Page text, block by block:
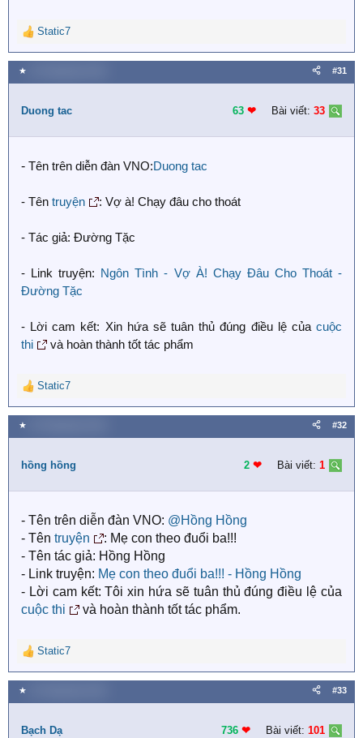
R
e
a
c
i
n
:
Static7
★ #31
Duong tac 63 ❤︎ Bài viết: 33
- Tên trên diễn đàn VNO:Duong tac
- Tên truyện : Vợ à! Chạy đâu cho thoát
- Tác giả: Đường Tặc
- Link truyện: Ngôn Tình - Vợ À! Chạy Đâu Cho Thoát -
Đường Tặc
- Lời cam kết: Xin hứa sẽ tuân thủ đúng điều lệ của cuộc
thi
và hoàn thành tốt tác phẩm
R
e
a
c
i
n
:
Static7
★ #32
hồng hồng 2 ❤︎ Bài viết: 1
- Tên trên diễn đàn VNO: @Hồng Hồng
- Tên truyện
: Mẹ con theo đuổi ba!!!
- Tên tác giả: Hồng Hồng
- Link truyện: Mẹ con theo đuổi ba!!! - Hồng Hồng
- Lời cam kết: Tôi xin hứa sẽ tuân thủ đúng điều lệ của
cuộc thi
và hoàn thành tốt tác phẩm.
R
e
a
c
i
Static7
★ #33
Bạch Dạ 736 ❤︎ Bài viết: 101